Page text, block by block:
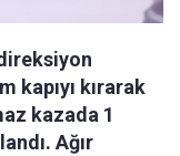
kapıyı kırarak
kazada 1
Ağır